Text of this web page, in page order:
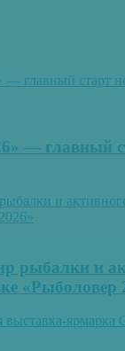
— главный
рыбалки и
«Рыболовер